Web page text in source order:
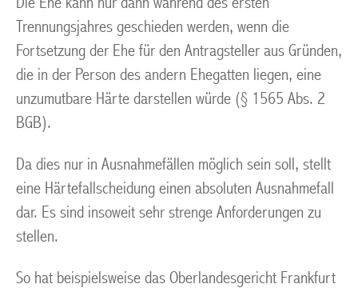
Trennungsjahres geschieden werden, wenn die
Fortsetzung der Ehe für den Antragsteller aus Gründen,
die in der Person des andern Ehegatten liegen, eine
unzumutbare Härte darstellen würde (§ 1565 Abs. 2
BGB).
Da dies nur in Ausnahmefällen möglich sein soll, stellt
eine Härtefallscheidung einen absoluten Ausnahmefall
dar. Es sind insoweit sehr strenge Anforderungen zu
stellen.
So hat beispielsweise das Oberlandesgericht Frankfurt